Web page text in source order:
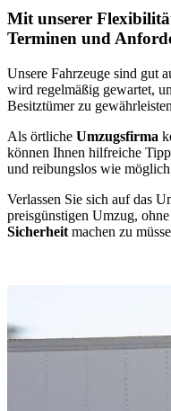
Mit unserer
Terminen und
Unsere Fahrzeuge sind gut
wird regelmäßig gewartet,
Besitztümer zu
Als örtliche Umzugsfirma
können Ihnen hilfreiche
und reibungslos wie möglich
Verlassen Sie sich auf das
preisgünstigen Umzug,
Sicherheit machen zu